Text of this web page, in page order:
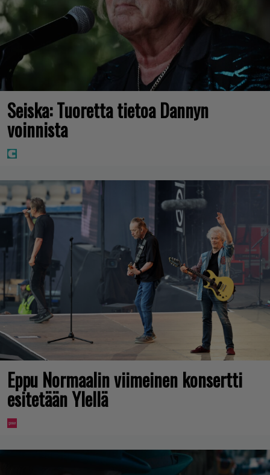
Seiska: Tuoretta tietoa Dannyn
voinnista
Eppu Normaalin viimeinen konsertti
esitetään Ylellä